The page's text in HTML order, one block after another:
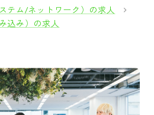
テム/ネットワーク）の求人
込み）の求人